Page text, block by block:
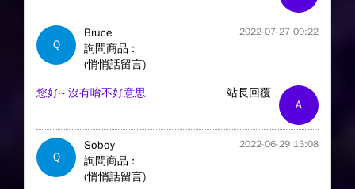
Q
Bruce 2022-07-27 09:22
詢問商品 :
(悄悄話留言)
A
站長回覆
您好~ 沒有唷不好意思
Q
Soboy 2022-06-29 13:08
詢問商品 :
(悄悄話留言)